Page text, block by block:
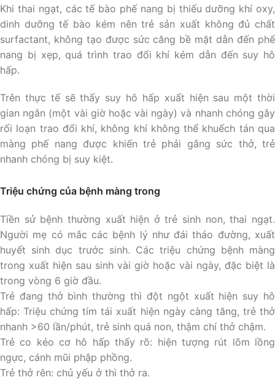
Khi thai ngạt, các tế bào phế nang bị thiếu dưỡng khí oxy,
dinh dưỡng tế bào kém nên trẻ sản xuất không đủ chất
surfactant, không tạo được sức căng bề mặt dẫn đến phế
nang bị xẹp, quá trình trao đổi khí kém dẫn đến suy hô
hấp.
Trên thực tế sẽ thấy suy hô hấp xuất hiện sau một thời
gian ngắn (một vài giờ hoặc vài ngày) và nhanh chóng gây
rối loạn trao đổi khí, không khí không thể khuếch tán qua
màng phế nang được khiến trẻ phải gắng sức thở, trẻ
nhanh chóng bị suy kiệt.
Triệu chứng của bệnh màng trong
Tiền sử bệnh thường xuất hiện ở trẻ sinh non, thai ngạt.
Người mẹ có mắc các bệnh lý như đái tháo đường, xuất
huyết sinh dục trước sinh. Các triệu chứng bệnh màng
trong xuất hiện sau sinh vài giờ hoặc vài ngày, đặc biệt là
trong vòng 6 giờ đầu.
Trẻ đang thở bình thường thì đột ngột xuất hiện suy hô
hấp: Triệu chứng tím tái xuất hiện ngày càng tăng, trẻ thở
nhanh >60 lần/phút, trẻ sinh quá non, thậm chí thở chậm.
Trẻ co kéo cơ hô hấp thấy rõ: hiện tượng rút lõm lồng
ngực, cánh mũi phập phồng.
Trẻ thở rên: chủ yếu ở thì thở ra.